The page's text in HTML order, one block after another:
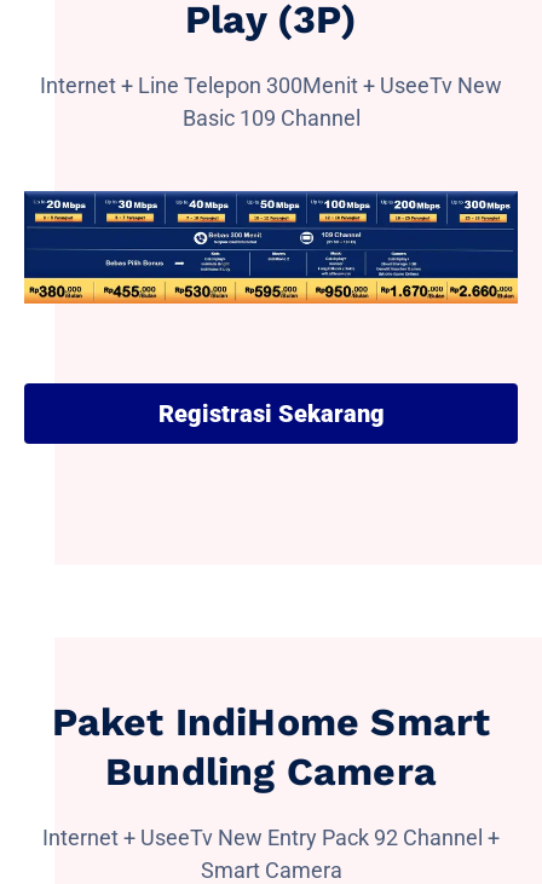
Play (3P)
Internet + Line Telepon 300Menit + UseeTv New
Basic 109 Channel
Registrasi Sekarang
Paket IndiHome Smart
Bundling Camera
Internet + UseeTv New Entry Pack 92 Channel +
Smart Camera